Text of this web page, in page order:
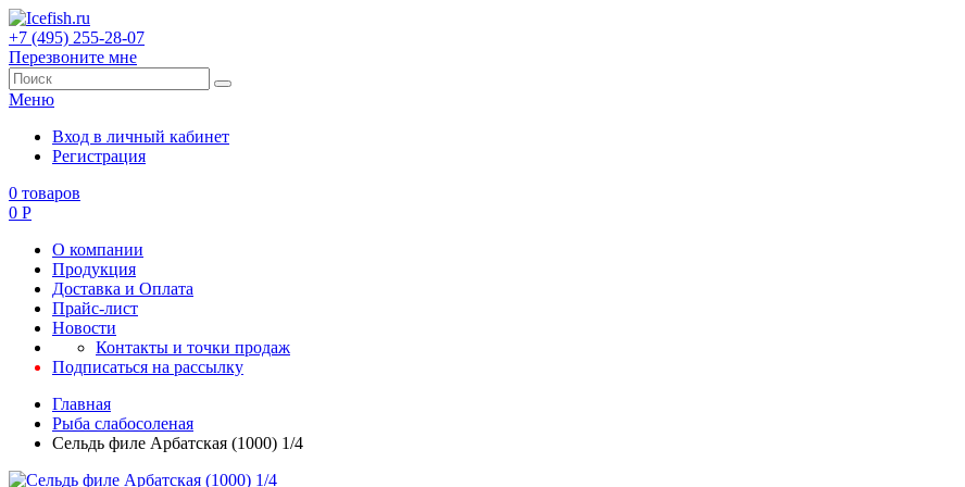
+7 (495) 255-28-07
Перезвоните мне
Меню
Вход в личный кабинет
Регистрация
0 товаров
0 Р
О компании
Продукция
Доставка и Оплата
Прайс-лист
Новости
Контакты и точки продаж
Подписаться на рассылку
Главная
Рыба слабосоленая
Сельдь филе Арбатская (1000) 1/4